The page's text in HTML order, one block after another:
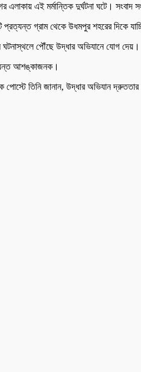
এই মর্মান্তিক দুর্ঘটনা ঘটে। সংবাদ
প্রত্যন্ত গ্রাম থেকে উধমপুর শহরের দিকে
ঘটনাস্থলে পৌঁছে উদ্ধার অভিযানে যোগ দেয়।
আশঙ্কাজনক।
এক পোস্টে তিনি জানান, উদ্ধার অভিযান